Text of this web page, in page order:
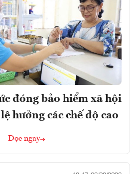
đóng bảo hiểm xã hội
hưởng các chế độ cao
Đọc ngay